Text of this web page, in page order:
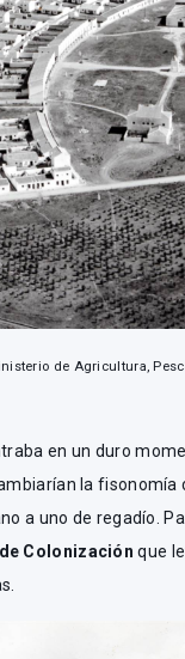
de Agricultura,
en un duro
la fisonomía
a uno de regadío.
Colonización que